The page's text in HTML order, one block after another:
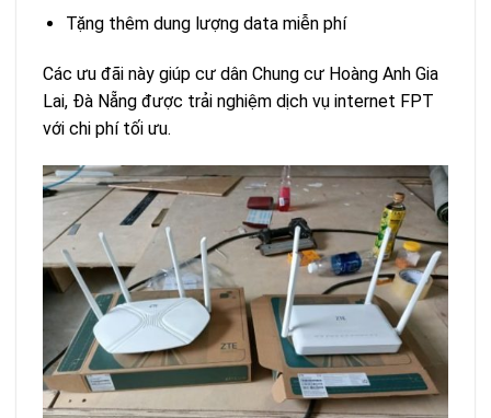
Tặng thêm dung lượng data miễn phí
Các ưu đãi này giúp cư dân Chung cư Hoàng Anh Gia
Lai, Đà Nẵng được trải nghiệm dịch vụ internet FPT
với chi phí tối ưu.